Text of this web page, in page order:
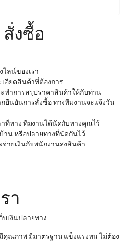
งซื้อ
ไลน์ของเรา
เอียดสินค้าที่ต้องการ
ทำการสรุปราคาสินค้าให้กับท่าน
กยืนยันการสั่งซื้อ ทางทีมงานจะแจ้งวัน
าที่ทาง ทีมงานได้นัดกับทางคุณไว้
าน หรือปลายทางที่นัดกันไว้
จ่ายเงินกับพนักงานส่งสินค้า
า
บเงินปลายทาง
คุณภาพ มีมาตรฐาน แข็งแรงทน ไม่ต้อง